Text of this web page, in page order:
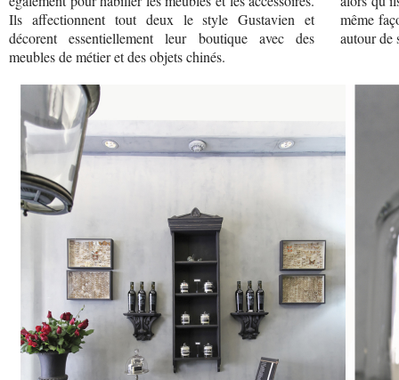
Ils affectionnent tout deux le style Gustavien et
décorent essentiellement leur boutique avec des
meubles de métier et des objets chinés.
même
autour de